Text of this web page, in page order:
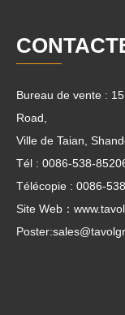
Bureau de vente :
Road,
Ville de Taian,
Tél : 0086-538-
Télécopie : 0086-
Site Web：
Poster: